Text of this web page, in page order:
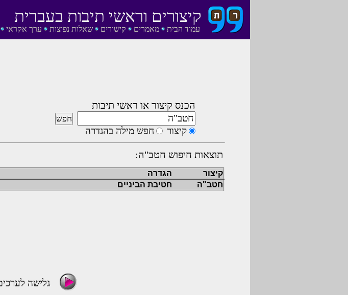
עמוד הבית מאמרים קישורים שאלות נפוצות ערך אקראי
קיצורים וראשי תיבות בעברית
הכנס קיצור או ראשי תיבות
קיצור חפש מילה בהגדרה
תוצאות חיפוש חטב"ה:
קיצור הגדרה
חטב"ה
חטיבת הביניים
גלישה